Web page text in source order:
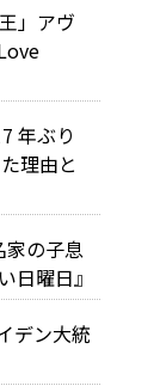
」アヴ
年ぶり
理由と
の子息
曜日』
デン大統